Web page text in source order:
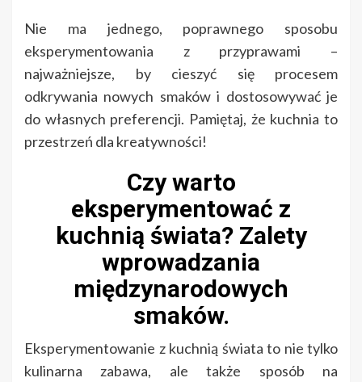
Nie ma jednego, poprawnego sposobu
eksperymentowania z przyprawami –
najważniejsze, by cieszyć się procesem
odkrywania nowych smaków i dostosowywać je
do własnych preferencji. Pamiętaj, że kuchnia to
przestrzeń dla kreatywności!
Czy warto
eksperymentować z
kuchnią świata? Zalety
wprowadzania
międzynarodowych
smaków.
Eksperymentowanie z kuchnią świata to nie tylko
kulinarna zabawa, ale także sposób na